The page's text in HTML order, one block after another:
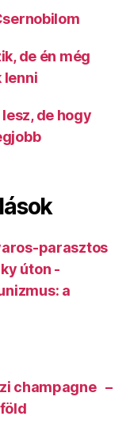
de én még
lenni
de hogy
parasztos
úton -
a
champagne –